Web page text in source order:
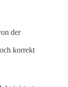
der
korrekt